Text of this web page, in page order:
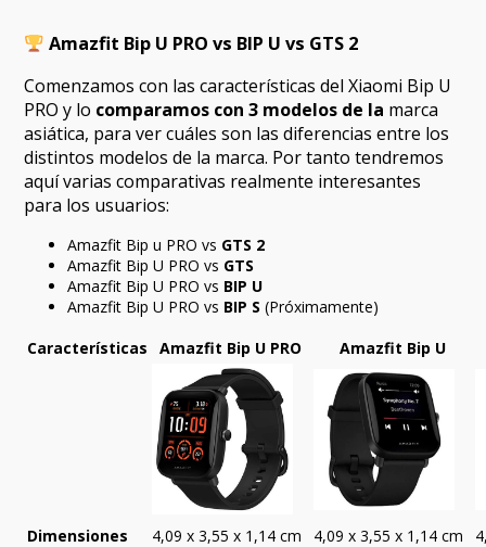
Amazfit Bip U PRO vs BIP U vs GTS 2
Comenzamos con las características del Xiaomi Bip U
PRO y lo comparamos con 3 modelos de la marca
asiática, para ver cuáles son las diferencias entre los
distintos modelos de la marca. Por tanto tendremos
aquí varias comparativas realmente interesantes
para los usuarios:
Amazfit Bip u PRO vs GTS 2
Amazfit Bip U PRO vs GTS
Amazfit Bip U PRO vs BIP U
Amazfit Bip U PRO vs BIP S (Próximamente)
Características
Amazfit Bip U PRO Amazfit Bip U
Dimensiones 4,09 x 3,55 x 1,14 cm 4,09 x 3,55 x 1,14 cm